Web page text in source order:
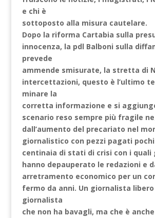
e chi è
sottoposto alla misura cautelare.
Dopo la riforma Cartabia sulla
innocenza, la pdl Balboni sulla
prevede
ammende smisurate, la stretta di
intercettazioni, questo è l’ultimo
minare la
corretta informazione e si
scenario reso sempre più fragile
dall’aumento del precariato nel
giornalistico con pezzi pagati
centinaia di stati di crisi con i quali
hanno depauperato le redazioni e
arretramento economico per un
fermo da anni. Un giornalista libero
giornalista
che non ha bavagli, ma che è